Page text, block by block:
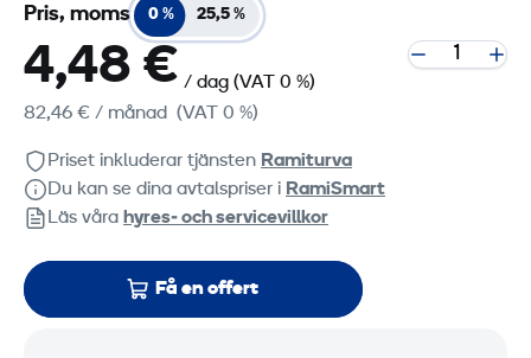
Pris, moms 0 % 25,5 %
4,48 € / dag (VAT 0 %)
82,46 € / månad (VAT 0 %)
Priset inkluderar tjänsten Ramiturva
Du kan se dina avtalspriser i RamiSmart
Läs våra hyres‑ och servicevillkor
Få en offert